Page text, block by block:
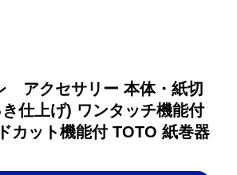
アクセサリー 本体・紙切
仕上げ) ワンタッチ機能付
カット機能付 TOTO 紙巻器